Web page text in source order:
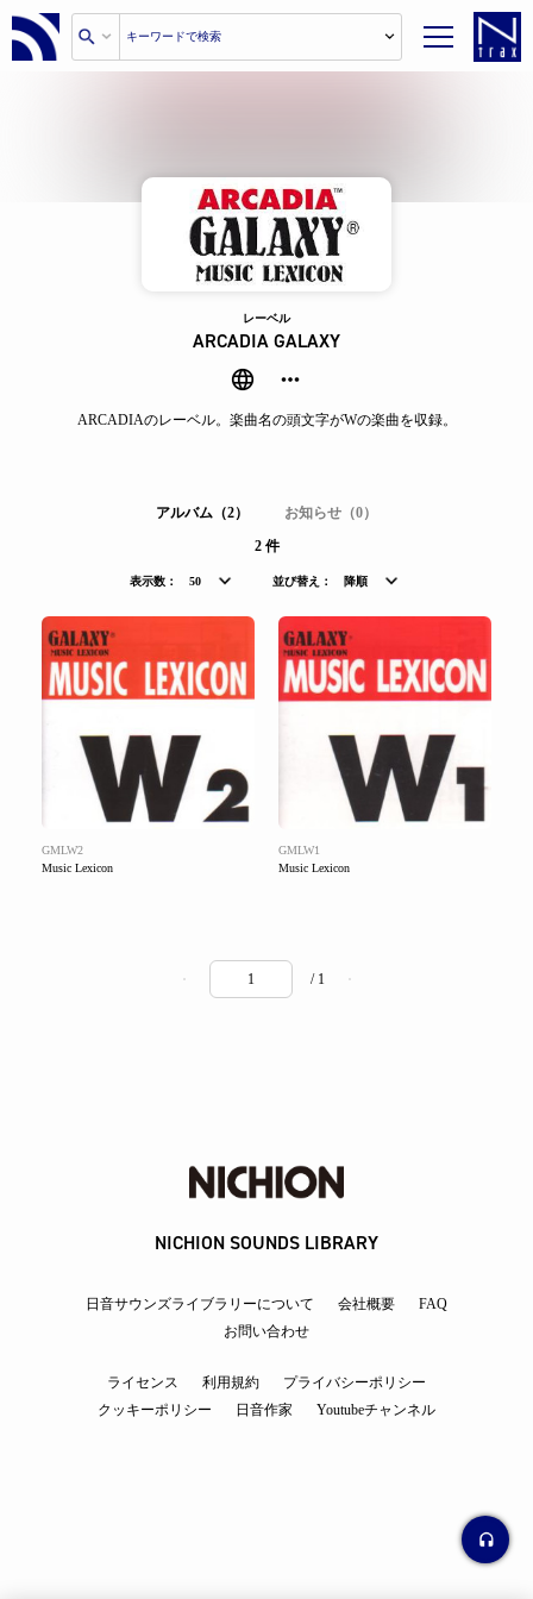
レーベル
ARCADIA GALAXY
ARCADIAのレーベル。楽曲名の頭文字がWの楽曲を収録。
アルバム（2）
お知らせ（0）
2 件
表示数： 50 並び替え： 降順
GMLW2
Music Lexicon
GMLW1
Music Lexicon
/ 1
NICHION SOUNDS LIBRARY
日音サウンズライブラリーについて 会社概要
FAQ
お問い合わせ
ライセンス 利用規約
プライバシーポリシー
クッキーポリシー
日音作家 Youtubeチャンネル